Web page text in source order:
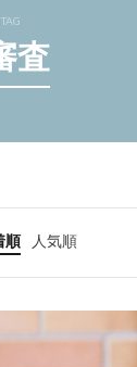
TAG
査
順 人気順